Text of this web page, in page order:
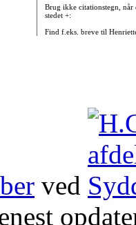
Brug ikke citationstegn, når
stedet +:
Find f.eks. breve til
ved